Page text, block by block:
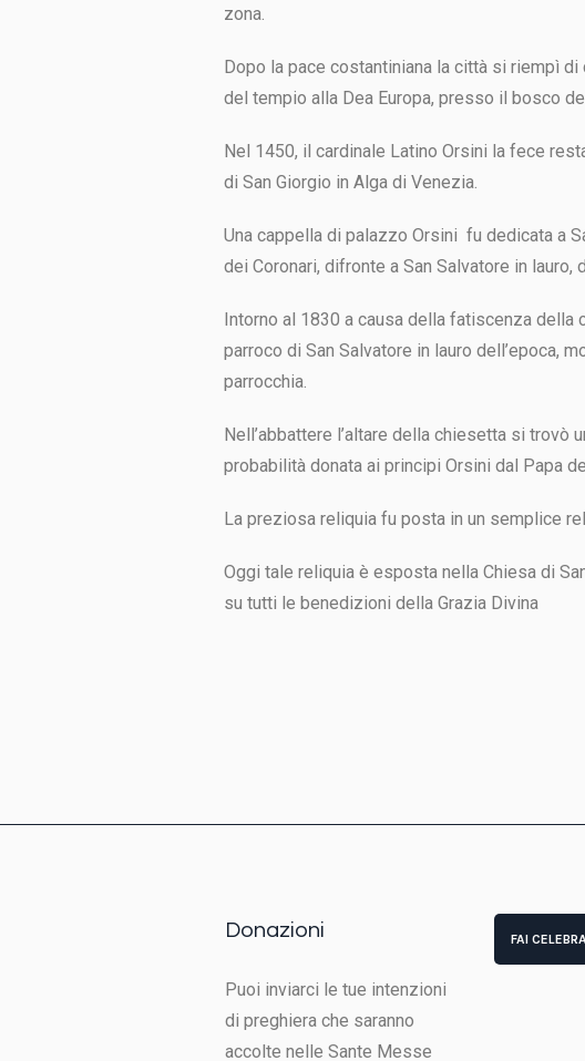
zona.
Dopo la pace costantiniana la città si riempì
del tempio alla Dea Europa, presso il bosco
Nel 1450, il cardinale Latino Orsini la fece
di San Giorgio in Alga di Venezia.
Una cappella di palazzo Orsini fu dedicata a
dei Coronari, difronte a San Salvatore in
Intorno al 1830 a causa della fatiscenza
parroco di San Salvatore in lauro dell’epoca,
parrocchia.
Nell’abbattere l’altare della chiesetta si trovò
probabilità donata ai principi Orsini dal Papa
La preziosa reliquia fu posta in un semplice
Oggi tale reliquia è esposta nella Chiesa di
su tutti le benedizioni della Grazia Divina
Donazioni
Puoi inviarci le tue intenzioni
di preghiera che saranno
accolte nelle Sante Messe
FAI